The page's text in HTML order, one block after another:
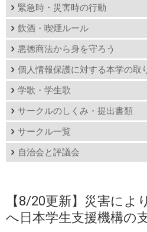
緊急時・災害時の行動
飲酒・喫煙ルール
悪徳商法から身を守ろう
個人情報保護に対する本学の取
学歌・学生歌
サークルのしくみ・提出書類
サークル一覧
自治会と評議会
【8/20更新】災害によ
へ日本学生支援機構の